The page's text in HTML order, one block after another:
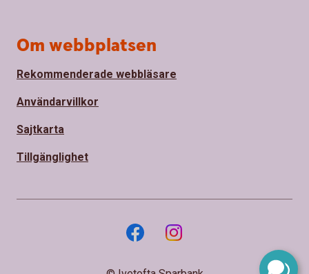
Om webbplatsen
Rekommenderade webbläsare
Användarvillkor
Sajtkarta
Tillgänglighet